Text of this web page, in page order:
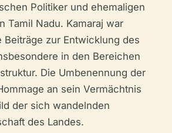
Politiker und ehemaligen
Tamil Nadu. Kamaraj war
Beiträge zur Entwicklung des
in den Bereichen
Die Umbenennung der
an sein Vermächtnis
der sich wandelnden
des Landes.